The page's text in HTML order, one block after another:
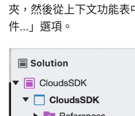
夾，然後從上下文功能
件…」選項。